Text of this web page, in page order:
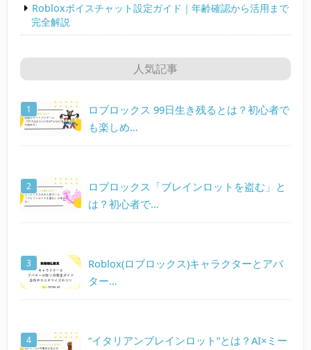
Robloxボイスチャット設定ガイド｜年齢確認から活用まで
完全解説
人気記事
ロブロックス 99日生き残るとは？初心者で
も楽しめ…
ロブロックス「ブレインロットを盗む」と
は？初心者で…
Roblox(ロブロックス)キャラクターとアバ
ター…
“イタリアンブレインロット”とは？AI×ミー